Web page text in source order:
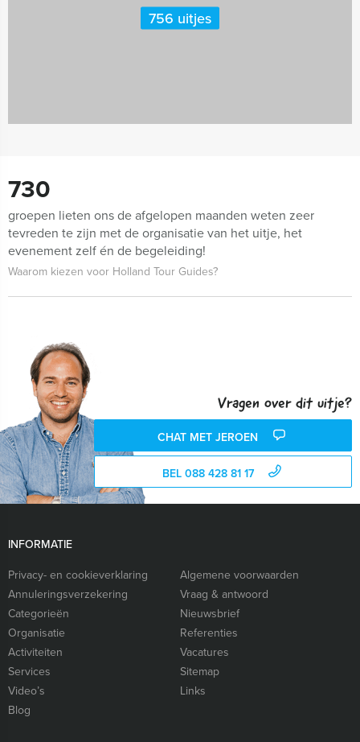
756 uitjes
730
groepen lieten ons de afgelopen maanden weten zeer
tevreden te zijn met de organisatie van het uitje, het
evenement zelf én de begeleiding!
Waarom kiezen voor Holland Tour Guides?
Vragen over dit uitje?
CHAT MET JEROEN
BEL 088 428 81 17
INFORMATIE
Privacy- en cookieverklaring
Algemene voorwaarden
Annuleringsverzekering
Vraag & antwoord
Categorieën
Nieuwsbrief
Organisatie
Referenties
Activiteiten
Vacatures
Services
Sitemap
Video’s
Links
Blog